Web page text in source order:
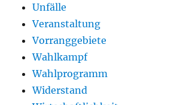
Unfälle
Veranstaltung
Vorranggebiete
Wahlkampf
Wahlprogramm
Widerstand